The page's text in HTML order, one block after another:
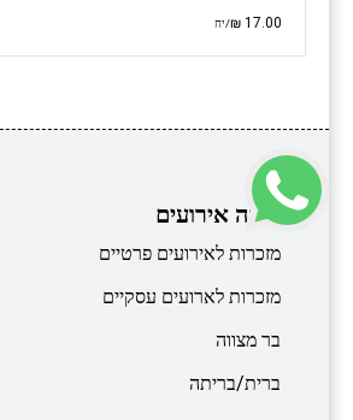
₪ 17.00 /יח
קרוסלה אירועים
מזכרות לאירועים פרטיים
מזכרות לארועים עסקיים
בר מצווה
ברית/בריתה